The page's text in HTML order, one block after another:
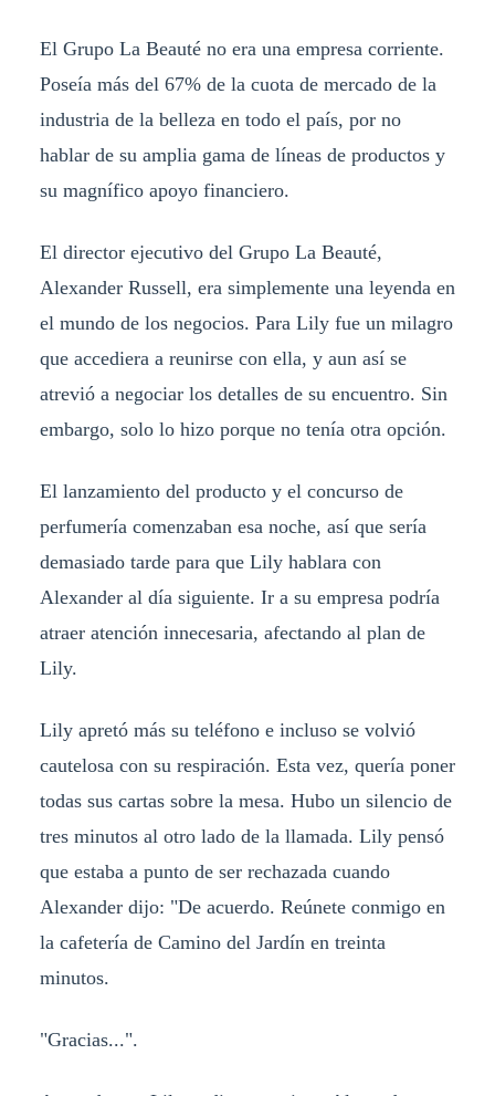
El Grupo La Beauté no era una empresa corriente.
Poseía más del 67% de la cuota de mercado de la
industria de la belleza en todo el país, por no
hablar de su amplia gama de líneas de productos y
su magnífico apoyo financiero.
El director ejecutivo del Grupo La Beauté,
Alexander Russell, era simplemente una leyenda en
el mundo de los negocios. Para Lily fue un milagro
que accediera a reunirse con ella, y aun así se
atrevió a negociar los detalles de su encuentro. Sin
embargo, solo lo hizo porque no tenía otra opción.
El lanzamiento del producto y el concurso de
perfumería comenzaban esa noche, así que sería
demasiado tarde para que Lily hablara con
Alexander al día siguiente. Ir a su empresa podría
atraer atención innecesaria, afectando al plan de
Lily.
Lily apretó más su teléfono e incluso se volvió
cautelosa con su respiración. Esta vez, quería poner
todas sus cartas sobre la mesa. Hubo un silencio de
tres minutos al otro lado de la llamada. Lily pensó
que estaba a punto de ser rechazada cuando
Alexander dijo: "De acuerdo. Reúnete conmigo en
la cafetería de Camino del Jardín en treinta
minutos.
"Gracias...".